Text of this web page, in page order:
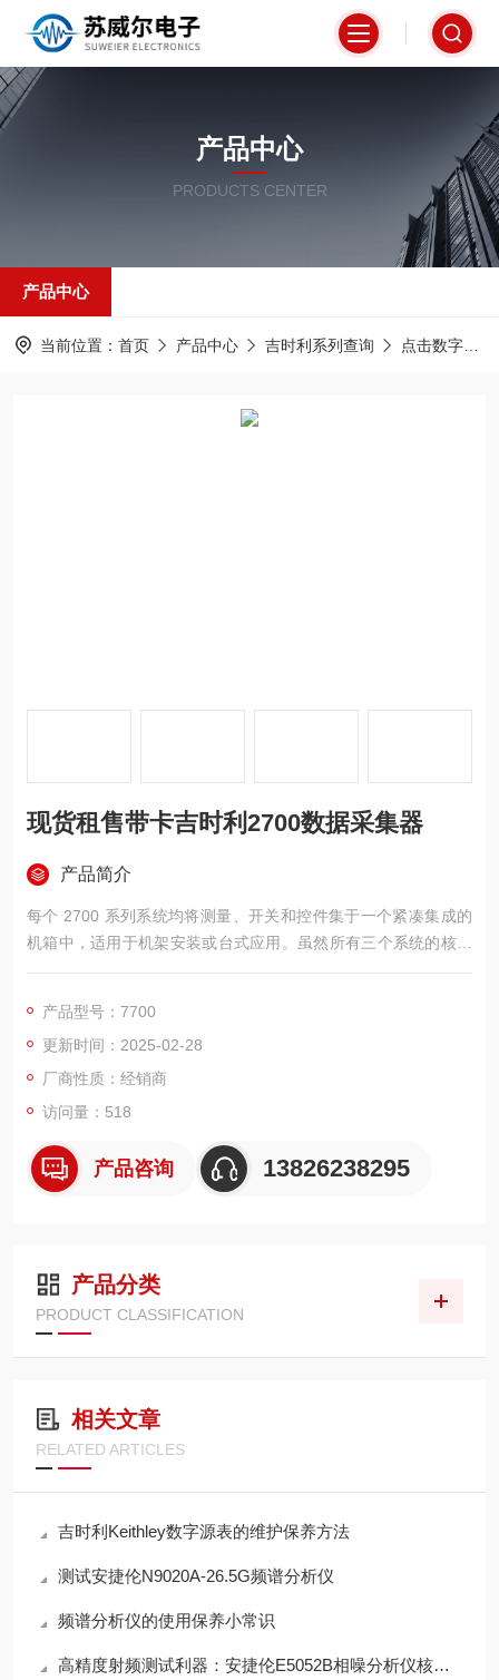
产品中心
PRODUCTS CENTER
产品中心
当前位置： 首页 产品中心 吉时利系列查询 点击数字万用表
现货租售带卡吉时利2700数据采集器
产品简介
每个 2700 系列系统均将测量、开关和控件集于一个紧凑集成的
机箱中，适用于机架安装或台式应用。虽然所有三个系统的核心
功能和编程是相同的，但各个主机都具有的功能。例如，2701 型
量功能。所有型号都与插件多路复用器、矩阵或控制模块的同路
兼容。现货租售带卡吉时利2700数据采集器
现货租售带卡吉时利2700数据采集器
产品型号：7700
更新时间：2025-02-28
厂商性质：经销商
访问量：518
产品咨询 13826238295
产品分类
PRODUCT CLASSIFICATION
相关文章
RELATED ARTICLES
吉时利Keithley数字源表的维护保养方法
测试安捷伦N9020A-26.5G频谱分析仪
频谱分析仪的使用保养小常识
高精度射频测试利器：安捷伦E5052B相噪分析仪核心价值解析